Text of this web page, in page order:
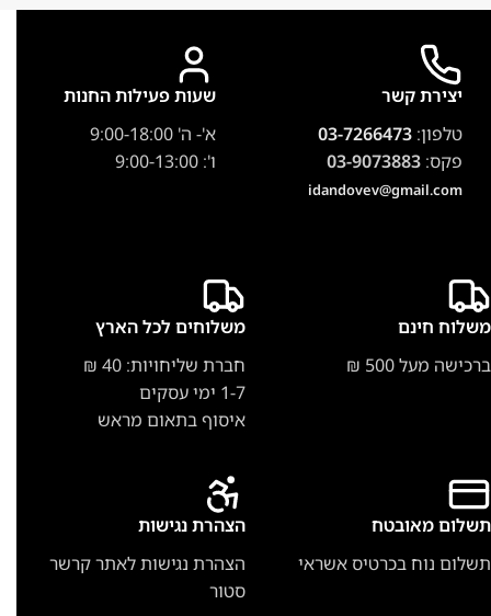
יצירת קשר
טלפון:03-7266473
פקס:03-9073883
idandovev@gmail.com
שעות פעילות החנות
א'- ה' 9:00-18:00
ו': 9:00-13:00
משלוח חינם
ברכישה מעל 500 ₪
משלוחים לכל הארץ
חברת שליחויות: 40 ₪
1-7 ימי עסקים
איסוף בתאום מראש
תשלום מאובטח
תשלום נוח בכרטיס אשראי
הצהרת נגישות
הצהרת נגישות לאתר קרשר
סטור